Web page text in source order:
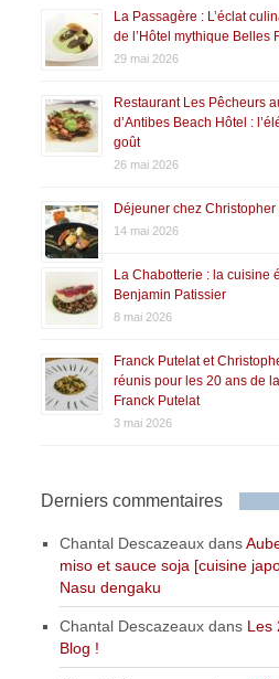
La Passagère : L’éclat
de l’Hôtel mythique Belles
29 mai 2026
Restaurant Les Pêcheurs
d’Antibes Beach Hôtel :
goût
26 mai 2026
Déjeuner chez
14 mai 2026
La Chabotterie : la cuisine
Benjamin Patissier
8 mai 2026
Franck Putelat et
réunis pour les 20 ans de
Franck Putelat
3 mai 2026
Derniers commentaires
Chantal Descazeaux dans
miso et sauce soja [cuisine
Nasu dengaku
Chantal Descazeaux dans Les
Blog !